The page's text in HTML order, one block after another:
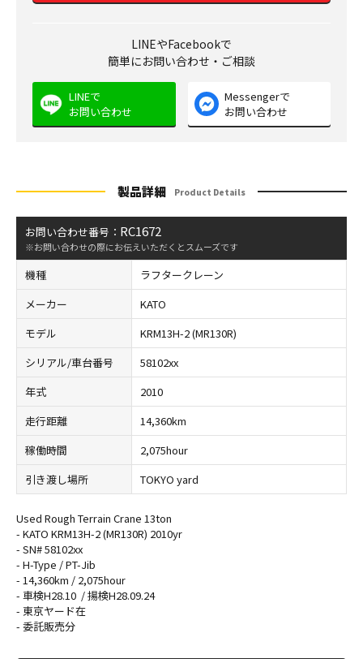
LINEやFacebookで
簡単にお問い合わせ・ご相談
LINEで
お問い合わせ
Messengerで
お問い合わせ
製品詳細 Product Details
お問い合わせ番号： RC1672
※お問い合わせの際にお伝えいただくとスムーズです
機種
ラフタークレーン
メーカー
KATO
モデル
KRM13H-2 (MR130R)
シリアル/車台番号
58102xx
年式
2010
走行距離
14,360km
稼働時間
2,075hour
引き渡し場所
TOKYO yard
Used Rough Terrain Crane 13ton
- KATO KRM13H-2 (MR130R) 2010yr
- SN# 58102xx
- H-Type / PT-Jib
- 14,360km / 2,075hour
- 車検H28.10 / 揚検H28.09.24
- 東京ヤード在
- 委託販売分